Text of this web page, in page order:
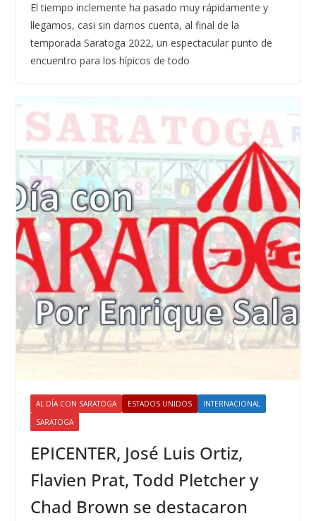
El tiempo inclemente ha pasado muy rápidamente y
llegamos, casi sin darnos cuenta, al final de la
temporada Saratoga 2022, un espectacular punto de
encuentro para los hípicos de todo
AL DÍA CON SARATOGA ESTADOS UNIDOS
INTERNACIONAL
SARATOGA
EPICENTER, José Luis Ortiz,
Flavien Prat, Todd Pletcher y
Chad Brown se destacaron